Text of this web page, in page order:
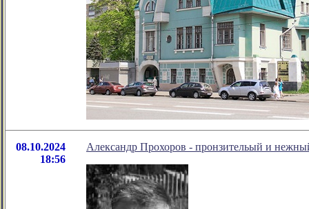
08.10.2024
18:56
Александр Прохоров - пронзительый и